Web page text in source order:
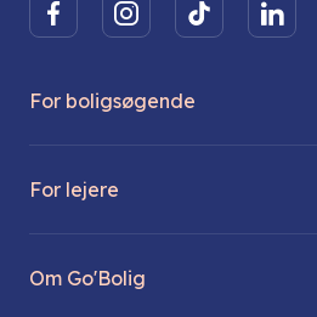
For boligsøgende
For lejere
Om Go'Bolig